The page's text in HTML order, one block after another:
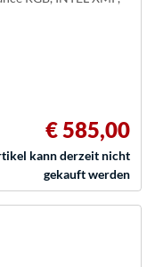
€ 585,00
kann derzeit nicht
gekauft werden